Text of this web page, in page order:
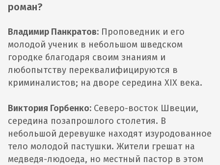
роман?
Владимир Панкратов: Проповедник и его
молодой ученик в небольшом шведском
городке благодаря своим знаниям и
любопытству переквалифицируются в
криминалистов; на дворе середина XIX века.
Виктория Горбенко: Северо-восток Швеции,
середина позапрошлого столетия. В
небольшой деревушке находят изуродованное
тело молодой пастушки. Жители грешат на
медведя-людоеда, но местный пастор в этом